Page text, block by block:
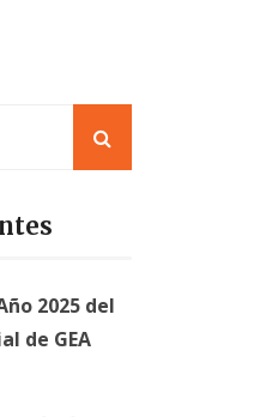
2025 del
de GEA